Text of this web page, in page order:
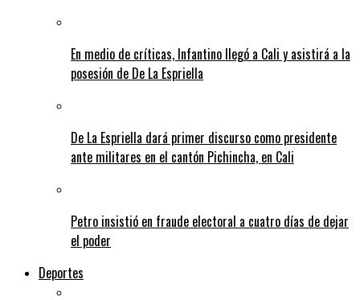
En medio de críticas, Infantino llegó a Cali y asistirá a la
posesión de De La Espriella
De La Espriella dará primer discurso como presidente
ante militares en el cantón Pichincha, en Cali
Petro insistió en fraude electoral a cuatro días de dejar
el poder
Deportes